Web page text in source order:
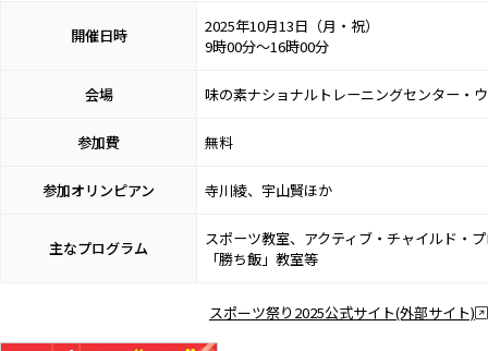
開催日時
2025年10月13日（月・祝）
9時00分～16時00分
会場 味の素ナショナルトレーニングセンター・
参加費 無料
参加オリンピアン 寺川綾、宇山賢ほか
主なプログラム
スポーツ教室、アクティブ・チャイルド・
「勝ち飯」教室等
スポーツ祭り2025公式サイト(外部サイト)